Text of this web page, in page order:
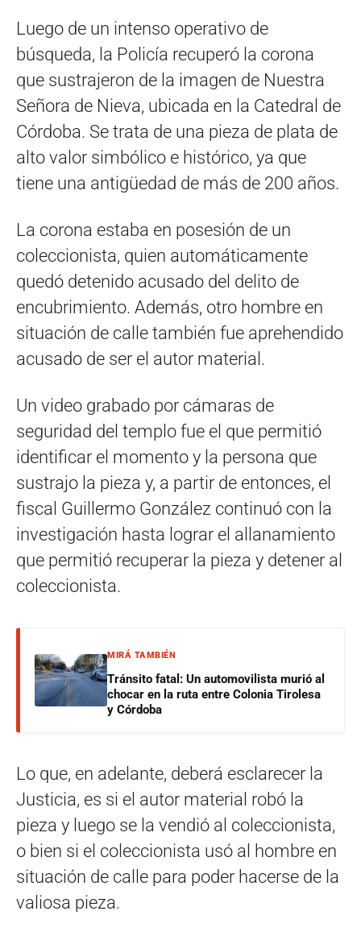
Luego de un intenso operativo de
búsqueda, la Policía recuperó la corona
que sustrajeron de la imagen de Nuestra
Señora de Nieva, ubicada en la Catedral de
Córdoba. Se trata de una pieza de plata de
alto valor simbólico e histórico, ya que
tiene una antigüedad de más de 200 años.
La corona estaba en posesión de un
coleccionista, quien automáticamente
quedó detenido acusado del delito de
encubrimiento. Además, otro hombre en
situación de calle también fue aprehendido
acusado de ser el autor material.
Un video grabado por cámaras de
seguridad del templo fue el que permitió
identificar el momento y la persona que
sustrajo la pieza y, a partir de entonces, el
fiscal Guillermo González continuó con la
investigación hasta lograr el allanamiento
que permitió recuperar la pieza y detener al
coleccionista.
MIRÁ TAMBIÉN
Tránsito fatal: Un automovilista murió al
chocar en la ruta entre Colonia Tirolesa
y Córdoba
Lo que, en adelante, deberá esclarecer la
Justicia, es si el autor material robó la
pieza y luego se la vendió al coleccionista,
o bien si el coleccionista usó al hombre en
situación de calle para poder hacerse de la
valiosa pieza.